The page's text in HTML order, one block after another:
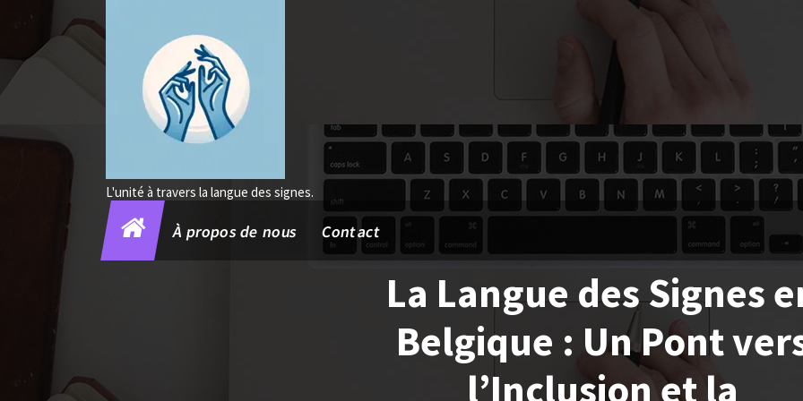
contenu
L'unité à travers la langue des signes.
À propos de nous Contact
La Langue des Signes
Belgique : Un Pont
l’Inclusion et la